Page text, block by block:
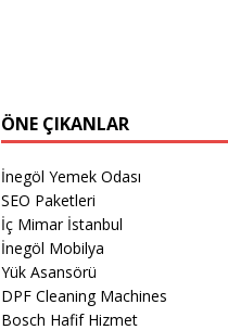
ÖNE ÇIKANLAR
İnegöl Yemek Odası
SEO Paketleri
İç Mimar İstanbul
İnegöl Mobilya
Yük Asansörü
DPF Cleaning Machines
Bosch Hafif Hizmet